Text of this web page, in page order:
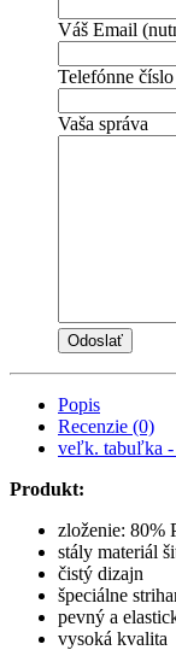
Váš Email
Telefónne číslo
Vaša správa
Popis
Recenzie (0)
veľk. tabuľka -
Produkt:
zloženie:
stály materiál
čistý dizajn
špeciálne
pevný a
vysoká kvalita